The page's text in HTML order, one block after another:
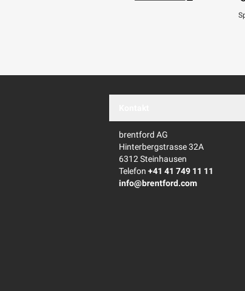
brentford AG
Hinterbergstrasse 32A
6312 Steinhausen
Telefon +41 41 749 11 11
info@brentford.com